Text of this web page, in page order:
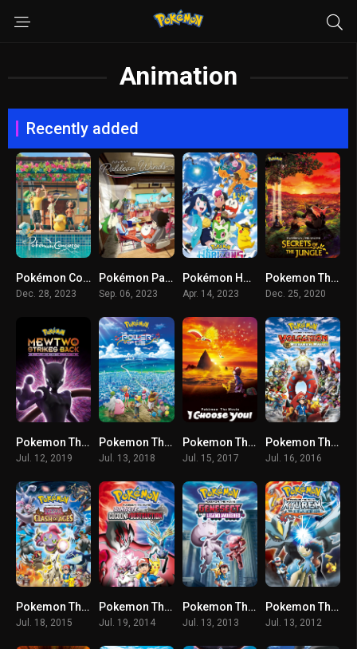
Animation
Recently added
Pokémon Concierge (2023) โปเกมอน คอนเซียร์จ
Dec. 28, 2023
Pokémon Paldean Winds (2023) หลังเลิกเรียนในพัลเดีย
Sep. 06, 2023
Pokémon Horizons (2023) โปเกมอน ฮอไรซันส์
Apr. 14, 2023
Pokemon The Movie 23 (2020) โปเกม่อน เดอะมูฟวี่ 23 ความลับของป่าลึก พากย์ไทย
Dec. 25, 2020
Pokemon The Movie 22 (2019) โปเกม่อน เดอะมูฟวี่ 22 ความแค้นของมิวทู อีโวลูชัน พากย์ไทย
Jul. 12, 2019
Pokemon The Movie 21 (2018) โปเกม่อน เดอะมูฟวี่ 21 เรื่องราวแห่งผองเรา พากย์ไทย
Jul. 13, 2018
Pokemon The Movie 20 (2017) โปเกม่อน เดอะมูฟวี่ 20 ฉันเลือกนาย! พากย์ไทย
Jul. 15, 2017
Pokemon The Movie 19 (2016) โปเกม่อน เดอะมูฟวี่ 19 โวเคเนียน กับจักรกลปริศนา มาเกียนา พากย์ไทย
Jul. 16, 2016
Pokemon The Movie 18 (2015) โปเกม่อน เดอะมูฟวี่ 18 อภิมหาศึกฮูปาถล่มโลก พากย์ไทย
Jul. 18, 2015
Pokemon The Movie 17 (2014) โปเกม่อน เดอะมูฟวี่ 17 รังไหมแห่งการทำลายกับเดียนซี่ พากย์ไทย
Jul. 19, 2014
Pokemon The Movie 16 (2013) โปเกม่อน เดอะมูฟวี่ 16 เกโนเซ็คท์ จ้าวลมกรด การตื่นขึ้นของมิวทู ซับไทย
Jul. 13, 2013
Pokemon The Movie 15 (2012) โปเกม่อน เดอะมูฟวี่ 15 คิวเร็มปะทะนักรบศักดิ์สิทธิ์ ซับไทย
Jul. 13, 2012